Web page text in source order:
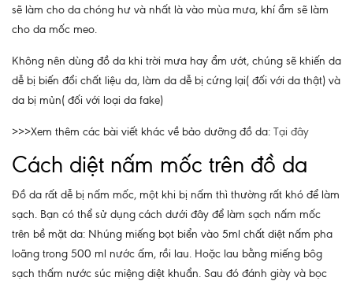
sẽ làm cho da chóng hư và nhất là vào mùa mưa, khí ẩm sẽ làm
cho da mốc meo.
Không nên dùng đồ da khi trời mưa hay ẩm ướt, chúng sẽ khiến da
dễ bị biến đổi chất liệu da, làm da dễ bị cứng lại( đối với da thật) và
da bị mủn( đối với loại da fake)
>>>Xem thêm các bài viết khác về bảo dưỡng đồ da: Tại đây
Cách diệt nấm mốc trên đồ da
Đồ da rất dễ bị nấm mốc, một khi bị nấm thì thường rất khó để làm
sạch. Bạn có thể sử dụng cách dưới đây để làm sạch nấm mốc
trên bề mặt da: Nhúng miếng bọt biển vào 5ml chất diệt nấm pha
loãng trong 500 ml nước ấm, rồi lau. Hoặc lau bằng miếng bôg
sạch thấm nước súc miệng diệt khuẩn. Sau đó đánh giày và bọc